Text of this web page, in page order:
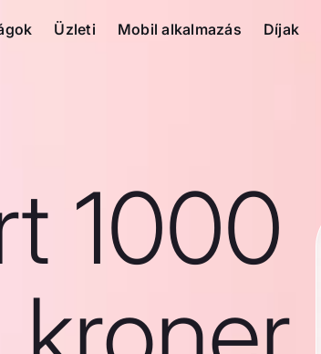
Üzleti Mobil alkalmazás Díjak
1000